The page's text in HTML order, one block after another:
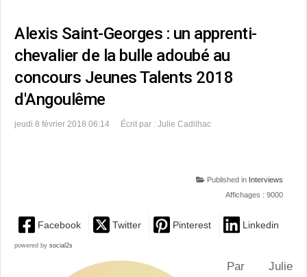
Alexis Saint-Georges : un apprenti-
chevalier de la bulle adoubé au
concours Jeunes Talents 2018
d'Angoulême
jeudi 8 février 2018 06:14 Écrit par : Julie Cadilhac
Published in Interviews
Affichages : 9000
Facebook Twitter Pinterest Linkedin
powered by social2s
Par Julie